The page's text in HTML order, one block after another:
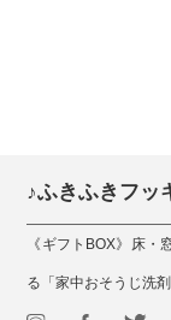
♪ふきふきフッ
《ギフトBOX》床
る「家中おそうじ洗